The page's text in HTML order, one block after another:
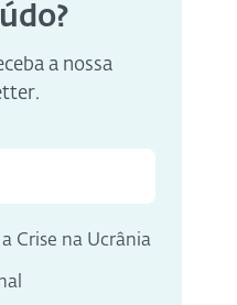
a nossa
Crise na Ucrânia